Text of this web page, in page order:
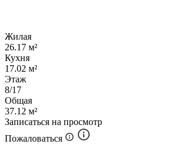
Жилая
26.17 м²
Кухня
17.02 м²
Этаж
8/17
Общая
37.12 м²
Записаться на просмотр
Пожаловаться